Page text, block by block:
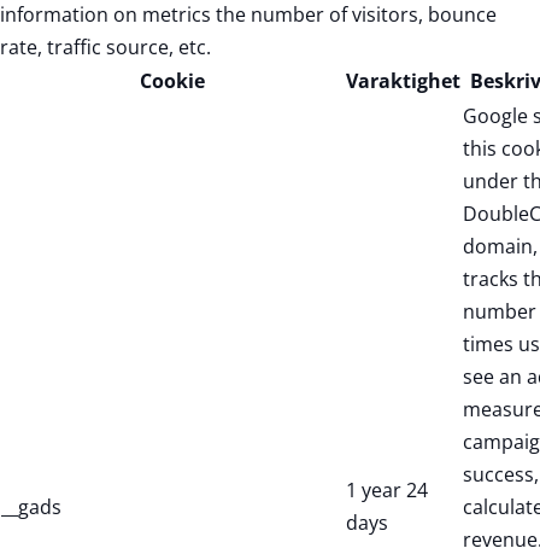
information on metrics the number of visitors, bounce
rate, traffic source, etc.
Cookie
Varaktighet
__gads
1 year 24
days
Google
this
under
domain,
tracks
times
see an